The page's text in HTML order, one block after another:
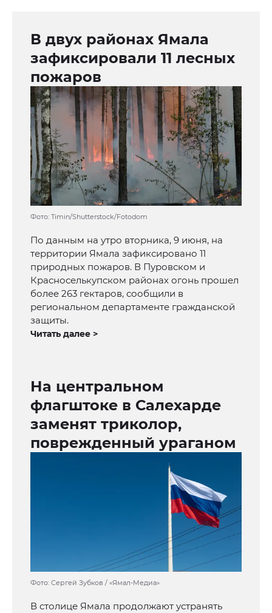
В двух районах Ямала
зафиксировали 11 лесных
пожаров
Фото: Timin/Shutterstock/Fotodom
По данным на утро вторника, 9 июня, на
территории Ямала зафиксировано 11
природных пожаров. В Пуровском и
Красноселькупском районах огонь прошел
более 263 гектаров, сообщили в
региональном департаменте гражданской
защиты.
Читать далее >
На центральном
флагштоке в Салехарде
заменят триколор,
поврежденный ураганом
Фото: Сергей Зубков / «Ямал-Медиа»
В столице Ямала продолжают устранять